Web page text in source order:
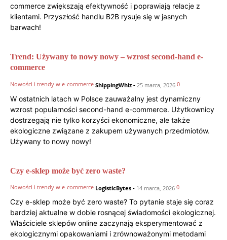
commerce zwiększają efektywność i poprawiają relacje z
klientami. Przyszłość handlu B2B rysuje się w jasnych
barwach!
Trend: Używany to nowy nowy – wzrost second-hand e-
commerce
Nowości i trendy w e-commerce ShippingWhiz - 25 marca, 2026 0
W ostatnich latach w Polsce zauważalny jest dynamiczny
wzrost popularności second-hand e-commerce. Użytkownicy
dostrzegają nie tylko korzyści ekonomiczne, ale także
ekologiczne związane z zakupem używanych przedmiotów.
Używany to nowy nowy!
Czy e-sklep może być zero waste?
Nowości i trendy w e-commerce LogisticBytes - 14 marca, 2026 0
Czy e-sklep może być zero waste? To pytanie staje się coraz
bardziej aktualne w dobie rosnącej świadomości ekologicznej.
Właściciele sklepów online zaczynają eksperymentować z
ekologicznymi opakowaniami i zrównoważonymi metodami